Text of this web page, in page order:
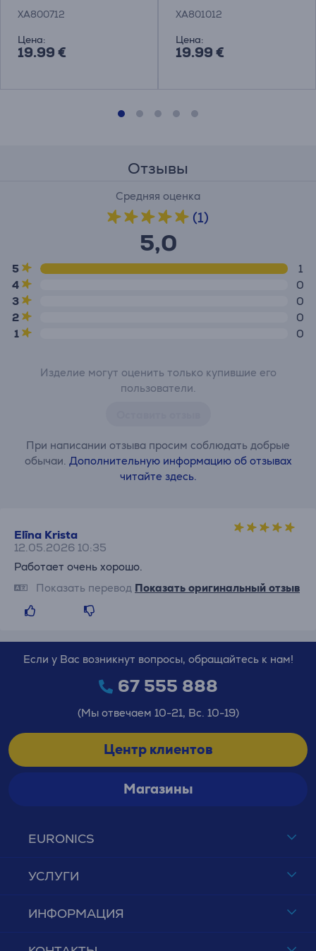
приготовления вафель
XA800712
Цена:
19.99 €
приготовления оладий
XA801012
Цена:
19.99 €
Отзывы
Средняя оценка
(1)
5,0
5
1
4
0
3
0
2
0
1
0
Изделие могут оценить только купившие его
пользователи.
При написании отзыва просим соблюдать добрые
обычаи. Дополнительную информацию об отзывах
читайте здесь.
Elīna Krista
12.05.2026 10:35
Работает очень хорошо.
Показать перевод Показать оригинальный отзыв
EURONICS
УСЛУГИ
ИНФОРМАЦИЯ
Если у Вас возникнут вопросы, обращайтесь к нам!
67 555 888
(Мы отвечаем 10-21, Вс. 10-19)
Центр клиентов
Магазины